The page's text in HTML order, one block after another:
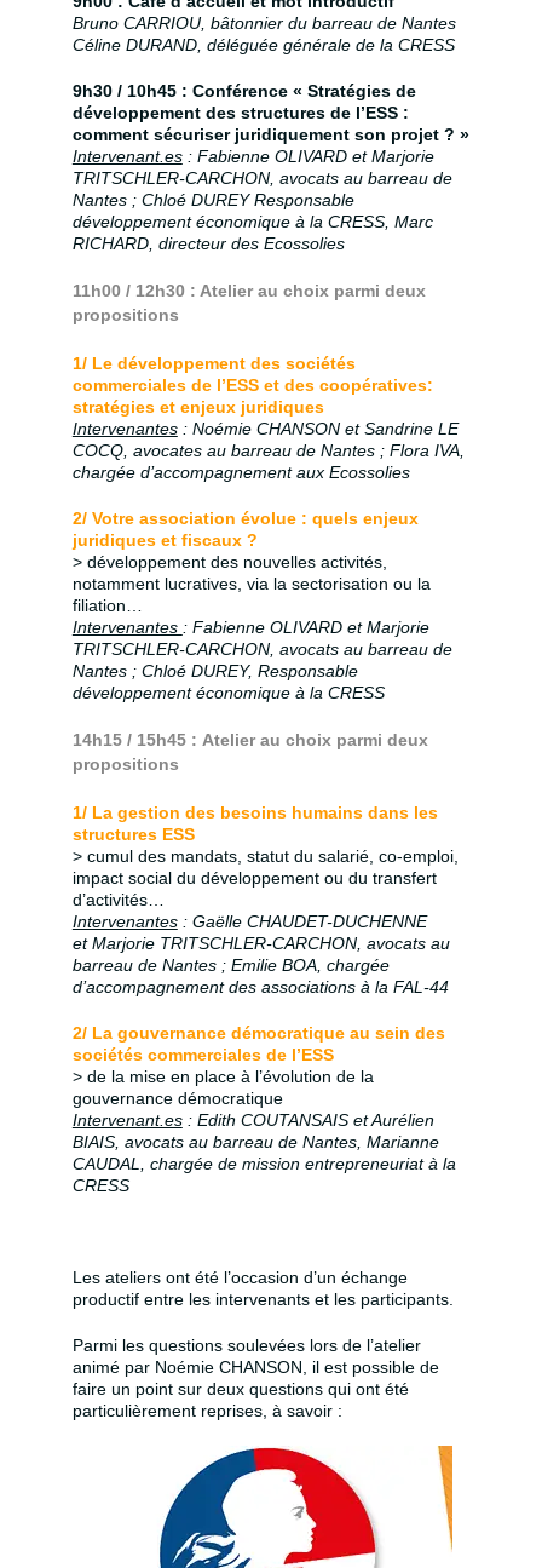
Bruno CARRIOU, bâtonnier du barreau de Nantes
Céline DURAND, déléguée générale de la CRESS
9h30 / 10h45 : Conférence « Stratégies de
développement des structures de l’ESS :
comment sécuriser juridiquement son projet ? »
Intervenant.es: Fabienne OLIVARD et Marjorie
TRITSCHLER-CARCHON, avocats au barreau de
Nantes ; Chloé DUREY Responsable
développement économique à la CRESS, Marc
RICHARD, directeur des Ecossolies
11h00 / 12h30 : Atelier au choix parmi deux
propositions
1/ Le développement des sociétés
commerciales de l’ESS et des coopératives:
stratégies et enjeux juridiques
Intervenantes: Noémie CHANSON et Sandrine LE
COCQ, avocates au barreau de Nantes ; Flora IVA,
chargée d’accompagnement aux Ecossolies
2/ Votre association évolue : quels enjeux
juridiques et fiscaux ?
> développement des nouvelles activités,
notamment lucratives, via la sectorisation ou la
filiation…
Intervenantes : Fabienne OLIVARD et Marjorie
TRITSCHLER-CARCHON, avocats au barreau de
Nantes ; Chloé DUREY, Responsable
développement économique à la CRESS
14h15 / 15h45 : Atelier au choix parmi deux
propositions
1/ La gestion des besoins humains dans les
structures ESS
> cumul des mandats, statut du salarié, co-emploi,
impact social du développement ou du transfert
d’activités…
Intervenantes: Gaëlle CHAUDET-DUCHENNE
et Marjorie TRITSCHLER-CARCHON, avocats au
barreau de Nantes ; Emilie BOA, chargée
d’accompagnement des associations à la FAL-44
2/ La gouvernance démocratique au sein des
sociétés commerciales de l’ESS
> de la mise en place à l’évolution de la
gouvernance démocratique
Intervenant.es: Edith COUTANSAIS et Aurélien
BIAIS, avocats au barreau de Nantes, Marianne
CAUDAL, chargée de mission entrepreneuriat à la
CRESS
Les ateliers ont été l’occasion d’un échange
productif entre les intervenants et les participants.
Parmi les questions soulevées lors de l’atelier
animé par Noémie CHANSON, il est possible de
faire un point sur deux questions qui ont été
particulièrement reprises, à savoir :